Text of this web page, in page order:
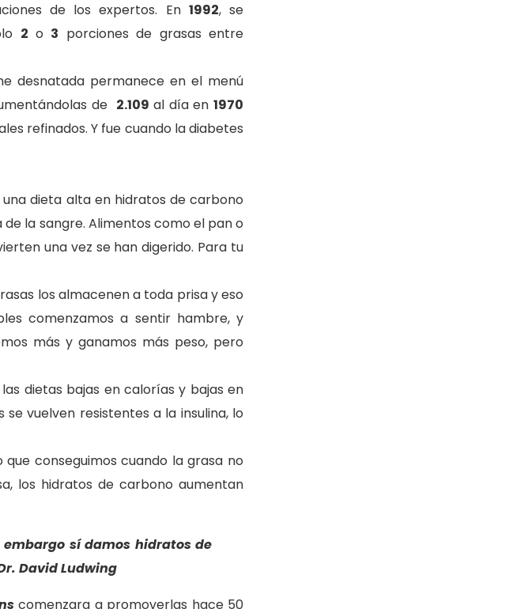
de los expertos. En 1992, se
2 o 3 porciones de grasas entre
desnatada permanece en el menú
de 2.109 al día en1970
refinados. Y fue cuando la diabetes
dieta alta en hidratos de carbono
la sangre. Alimentos como el pan o
una vez se han digerido. Para tu
los almacenen a toda prisa y eso
comenzamos a sentir hambre, y
más y ganamos más peso, pero
las dietas bajas en calorías y bajas en
vuelven resistentes a la insulina, lo
conseguimos cuando la grasa no
los hidratos de carbono aumentan
sí damos hidratos de
David Ludwing
comenzara a promoverlas hace 50